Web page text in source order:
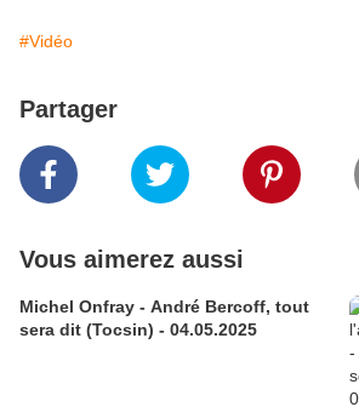
#Vidéo
Partager
Vous aimerez aussi
Michel Onfray - André Bercoff, tout
sera dit (Tocsin) - 04.05.2025